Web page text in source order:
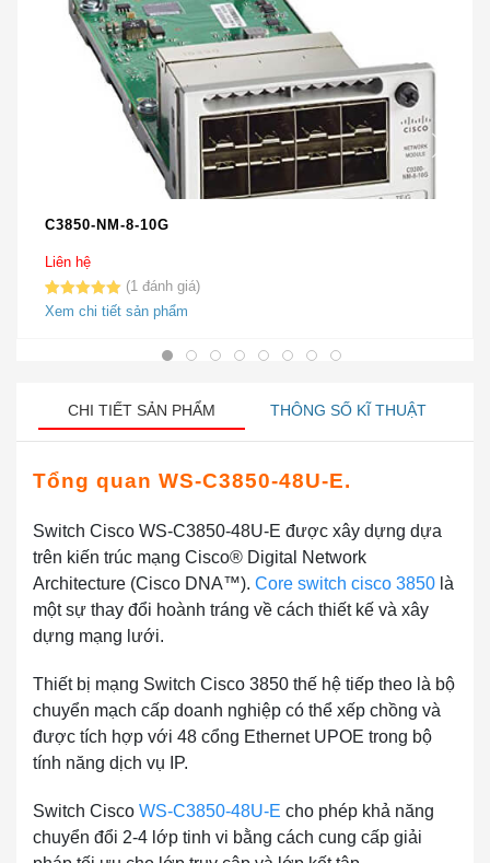
C3850-NM-8-10G
Liên hệ
5.00trên 5
1
1
Xem chi tiết sản phẩm
CHI TIẾT SẢN PHẨM THÔNG SỐ KĨ THUẬT
Tổng quan WS-C3850-48U-E.
Switch Cisco WS-C3850-48U-E được xây dựng dựa
trên kiến trúc mạng Cisco® Digital Network
Architecture (Cisco DNA™). Core switch cisco 3850 là
một sự thay đổi hoành tráng về cách thiết kế và xây
dựng mạng lưới.
Thiết bị mạng Switch Cisco 3850 thế hệ tiếp theo là bộ
chuyển mạch cấp doanh nghiệp có thể xếp chồng và
được tích hợp với 48 cổng Ethernet UPOE trong bộ
tính năng dịch vụ IP.
Switch Cisco WS-C3850-48U-E cho phép khả năng
chuyển đổi 2-4 lớp tinh vi bằng cách cung cấp giải